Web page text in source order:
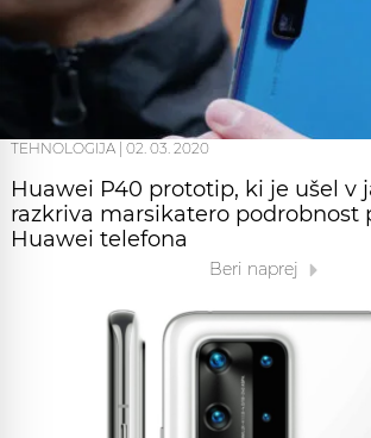
TEHNOLOGIJA 02. 03. 2020
Huawei P40 prototip, ki je ušel v
razkriva marsikatero podrobnost
Huawei telefona
Beri naprej